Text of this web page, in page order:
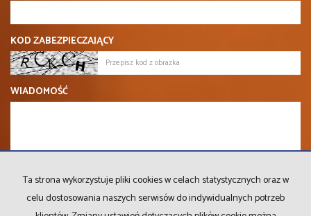
KOD ZABEZPIECZAJĄCY
WIADOMOŚĆ
Ta strona wykorzystuje pliki cookies w celach statystycznych oraz w
celu dostosowania naszych serwisów do indywidualnych potrzeb